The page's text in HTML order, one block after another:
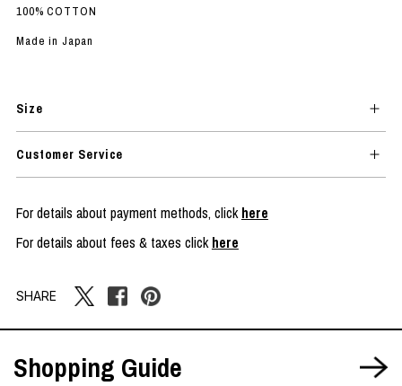
100% COTTON
Made in Japan
Size
Customer Service
For details about payment methods, clickhere
For details about fees & taxes clickhere
SHARE
Shopping Guide